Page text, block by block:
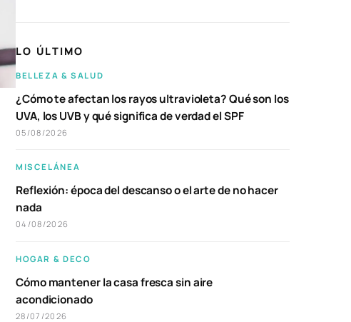
LO ÚLTIMO
BELLEZA & SALUD
¿Cómo te afectan los rayos ultravioleta? Qué son los
UVA, los UVB y qué significa de verdad el SPF
05/08/2026
MISCELÁNEA
Reflexión: época del descanso o el arte de no hacer
nada
04/08/2026
HOGAR & DECO
Cómo mantener la casa fresca sin aire
acondicionado
28/07/2026